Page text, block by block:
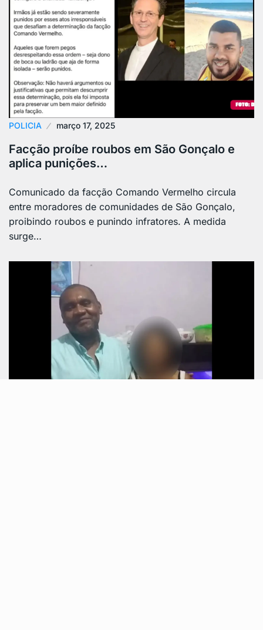
POLICIA março 17, 2025
Facção proíbe roubos em São Gonçalo e
aplica punições…
Comunicado da facção Comando Vermelho circula
entre moradores de comunidades de São Gonçalo,
proibindo roubos e punindo infratores. A medida
surge…